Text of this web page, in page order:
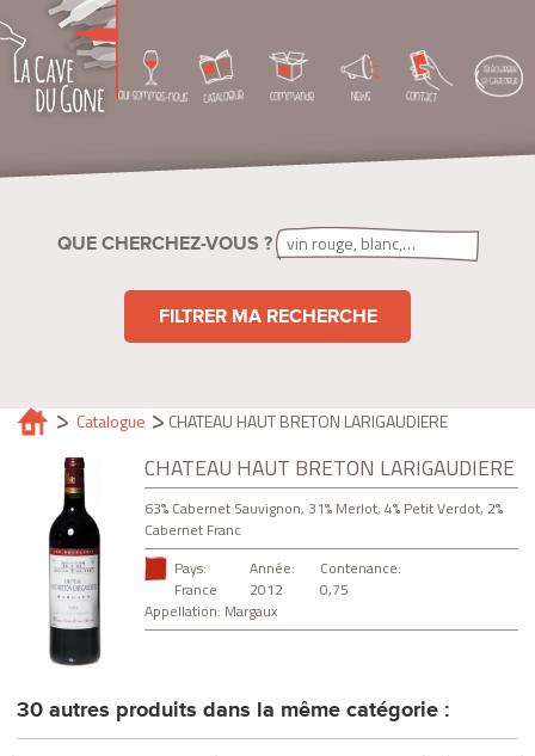
QUE CHERCHEZ-VOUS ?
FILTRER MA RECHERCHE
Catalogue CHATEAU HAUT BRETON LARIGAUDIERE
CHATEAU HAUT BRETON LARIGAUDIERE
63% Cabernet Sauvignon, 31% Merlot, 4% Petit Verdot, 2%
Cabernet Franc
Pays:
France
Année:
2012
Contenance:
0,75
Appellation: Margaux
30 autres produits dans la même catégorie :